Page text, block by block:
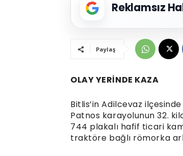
Reklamsız
Paylaş
OLAY YERİNDE KAZA
Bitlis’in Adilcevaz
Patnos karayolunun 32.
744 plakalı hafif ticari
traktöre bağlı römorka